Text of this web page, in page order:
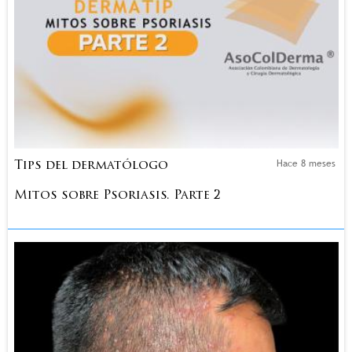
Tips del dermatólogo Hace 8 meses
Mitos sobre Psoriasis. Parte 2